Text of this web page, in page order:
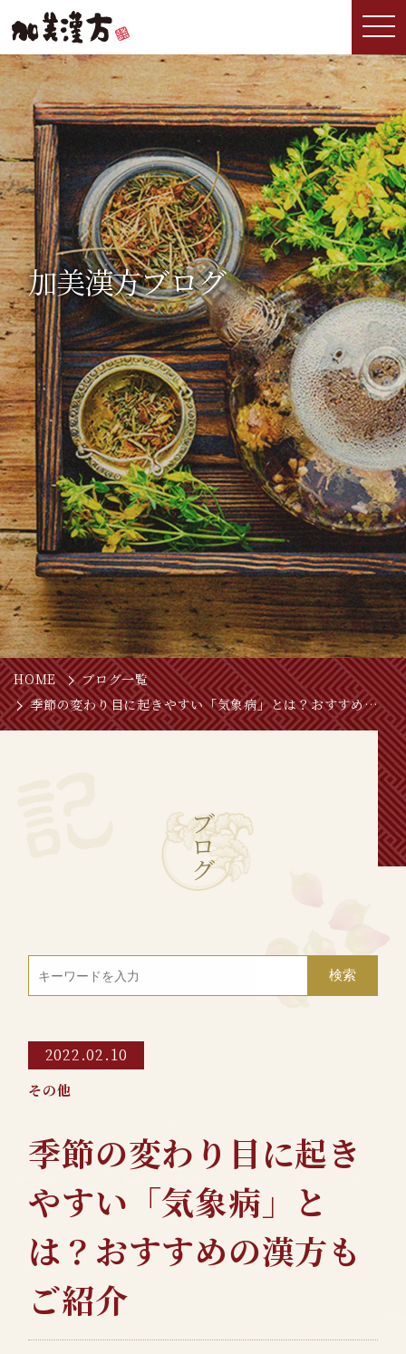
加美漢方ブログ
HOME
ブログ一覧
季節の変わり目に起きやすい「気象病」とは？おすすめの漢方もご紹介
ブ
ロ
グ
2022.02.10
その他
季節の変わり目に起き
やすい「気象病」と
は？おすすめの漢方も
ご紹介